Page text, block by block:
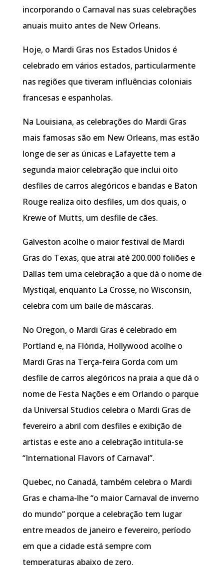
incorporando o Carnaval nas suas celebrações
anuais muito antes de New Orleans.
Hoje, o Mardi Gras nos Estados Unidos é
celebrado em vários estados, particularmente
nas regiões que tiveram influências coloniais
francesas e espanholas.
Na Louisiana, as celebrações do Mardi Gras
mais famosas são em New Orleans, mas estão
longe de ser as únicas e Lafayette tem a
segunda maior celebração que inclui oito
desfiles de carros alegóricos e bandas e Baton
Rouge realiza oito desfiles, um dos quais, o
Krewe of Mutts, um desfile de cães.
Galveston acolhe o maior festival de Mardi
Gras do Texas, que atrai até 200.000 foliões e
Dallas tem uma celebração a que dá o nome de
Mystiqal, enquanto La Crosse, no Wisconsin,
celebra com um baile de máscaras.
No Oregon, o Mardi Gras é celebrado em
Portland e, na Flórida, Hollywood acolhe o
Mardi Gras na Terça-feira Gorda com um
desfile de carros alegóricos na praia a que dá o
nome de Festa Nações e em Orlando o parque
da Universal Studios celebra o Mardi Gras de
fevereiro a abril com desfiles e exibição de
artistas e este ano a celebração intitula-se
“International Flavors of Carnaval”.
Quebec, no Canadá, também celebra o Mardi
Gras e chama-lhe “o maior Carnaval de inverno
do mundo” porque a celebração tem lugar
entre meados de janeiro e fevereiro, período
em que a cidade está sempre com
temperaturas abaixo de zero.